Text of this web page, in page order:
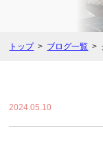
トップ ブログ一覧
2024.05.10